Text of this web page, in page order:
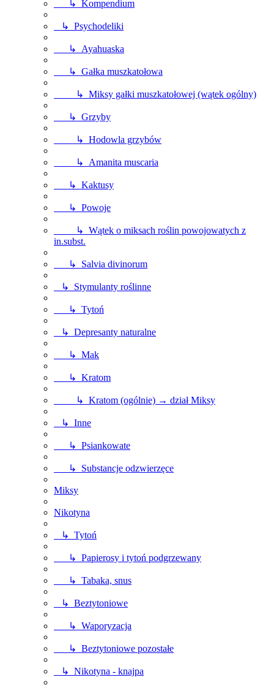
↳ Kompendium
↳ Psychodeliki
↳ Ayahuaska
↳ Gałka muszkatołowa
↳ Miksy gałki muszkatołowej (wątek ogólny)
↳ Grzyby
↳ Hodowla grzybów
↳ Amanita muscaria
↳ Kaktusy
↳ Powoje
↳ Wątek o miksach roślin powojowatych z
in.subst.
↳ Salvia divinorum
↳ Stymulanty roślinne
↳ Tytoń
↳ Depresanty naturalne
↳ Mak
↳ Kratom
↳ Kratom (ogólnie) → dział Miksy
↳ Inne
↳ Psiankowate
↳ Substancje odzwierzęce
Miksy
Nikotyna
↳ Tytoń
↳ Papierosy i tytoń podgrzewany
↳ Tabaka, snus
↳ Beztytoniowe
↳ Waporyzacja
↳ Beztytoniowe pozostałe
↳ Nikotyna - knajpa